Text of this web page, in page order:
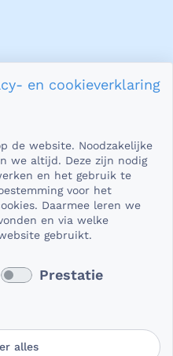
uitgewisseld. En dat
vallen. Daar kun je
en cookieverklaring
de website. Noodzakelijke
we altijd. Deze zijn nodig
en het gebruik te
voor het
Daarmee leren we
en via welke
gebruikt.
Prestatie
alles